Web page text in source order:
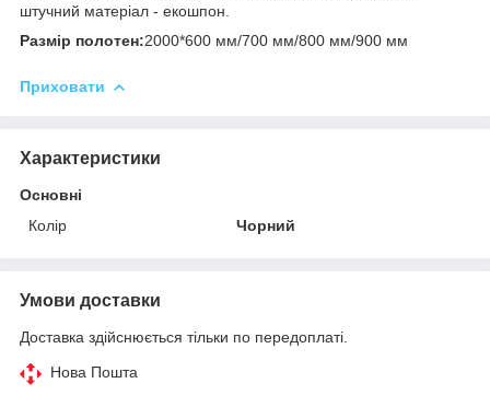
штучний матеріал - екошпон.
Размір полотен:2000*600 мм/700 мм/800 мм/900 мм
Приховати
Характеристики
Основні
Колір
Чорний
Умови доставки
Доставка здійснюється тільки по передоплаті.
Нова Пошта